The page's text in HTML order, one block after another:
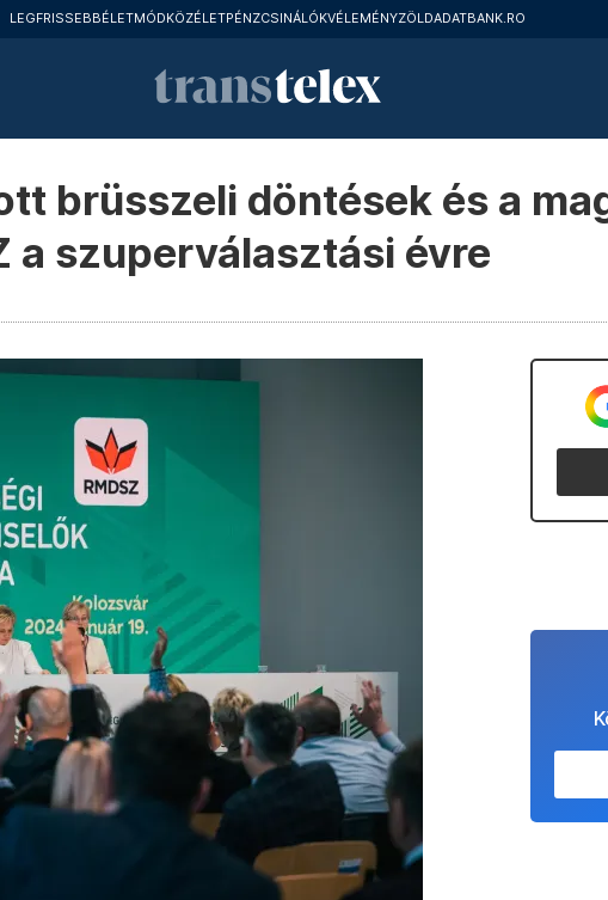
LEGFRISSEBBÉLETMÓDKÖZÉLETPÉNZCSINÁLÓKVÉLEMÉNYZÖLDADATBANK.RO
brüsszeli döntések és a
a szuperválasztási évre